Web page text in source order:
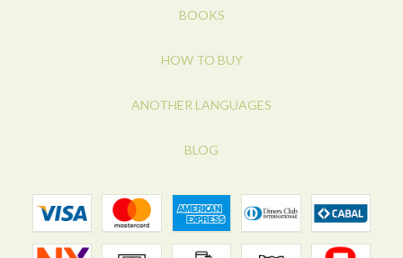
BOOKS
HOW TO BUY
ANOTHER LANGUAGES
BLOG